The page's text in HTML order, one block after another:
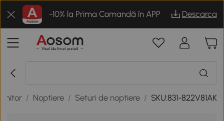
-10% la Prima Comandă în APP Descarca
/ Noptiere / Seturi de noptiere / SKU:831-822V81AK